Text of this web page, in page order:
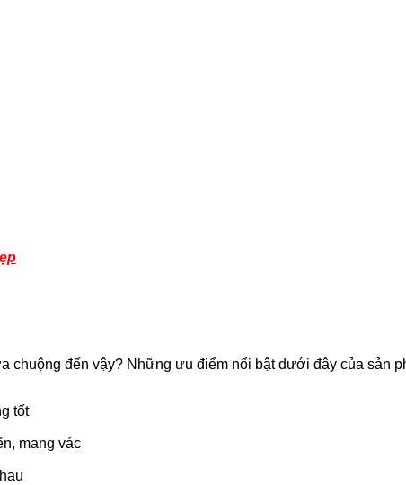
chuộng đến vậy? Những ưu điểm nổi bật dưới đây của sản
tốt
mang vác